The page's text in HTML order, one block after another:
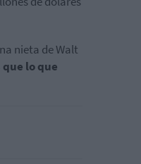
nieta de Walt
que lo que